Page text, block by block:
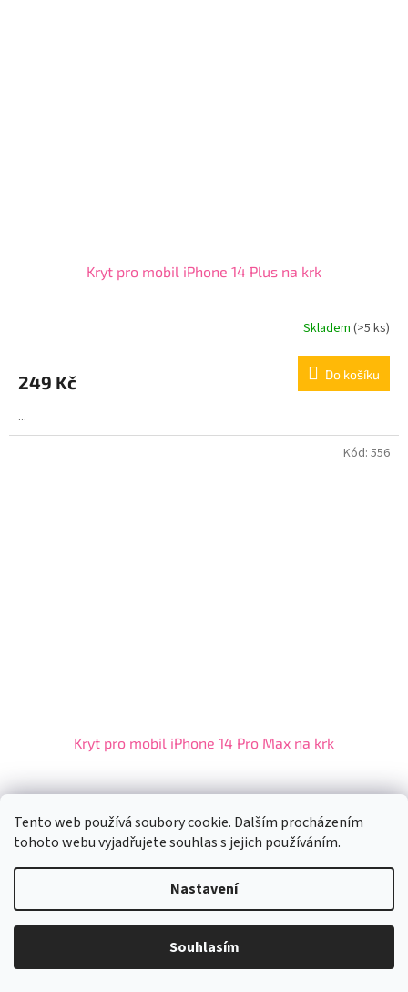
Tento web používá soubory cookie. Dalším procházením
tohoto webu vyjadřujete souhlas s jejich používáním.
Nastavení
Souhlasím
Vážení Zákazníci, od 10. 07 do 17. 07. 2026 budeme mít provozní
přestávku z důvodu dovolené. Přijaté objednávky budeme expedovat
Kryt pro mobil iPhone 14 Plus na krk
Skladem (>5 ks)
249 Kč Do košíku
...
Kryt pro mobil iPhone 14 Pro Max na krk
Skladem(>5 ks)
249 Kč Do košíku
Kód: 556
Kód:553